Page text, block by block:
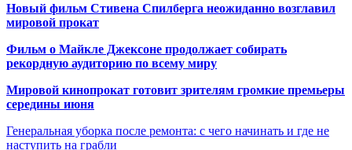
Новый фильм Стивена Спилберга неожиданно возглавил
мировой прокат
Фильм о Майкле Джексоне продолжает собирать
рекордную аудиторию по всему миру
Мировой кинопрокат готовит зрителям громкие премьеры
середины июня
Генеральная уборка после ремонта: с чего начинать и где не
наступить на грабли